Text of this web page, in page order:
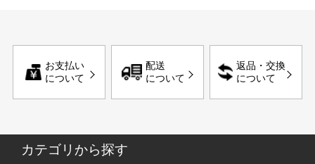
お支払い
について
配送
について
返品・交換
について
カテゴリから探す